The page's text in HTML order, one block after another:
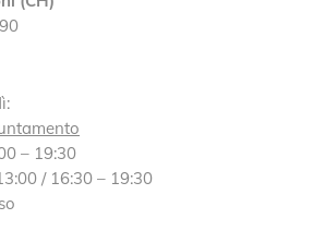
– 19:30
/ 16:30 – 19:30